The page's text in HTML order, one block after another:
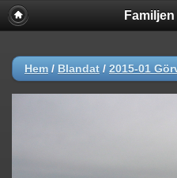
Hem / Blandat / 2015-01